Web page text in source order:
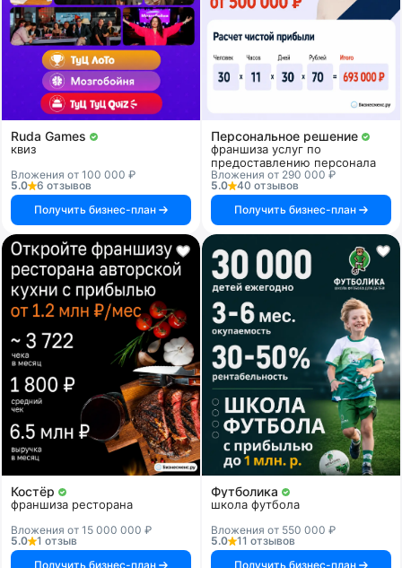
Ruda Games
квиз
Вложения от 100 000 ₽
5.0
6 отзывов
Получить бизнес-план
Персональное решение
франшиза услуг по
предоставлению персонала
Вложения от 290 000 ₽
5.0
40 отзывов
Получить бизнес-план
Костёр
франшиза ресторана
Вложения от 15 000 000 ₽
5.0
1 отзыв
Получить бизнес-план
Футболика
школа футбола
Вложения от 550 000 ₽
5.0
11 отзывов
Получить бизнес-план